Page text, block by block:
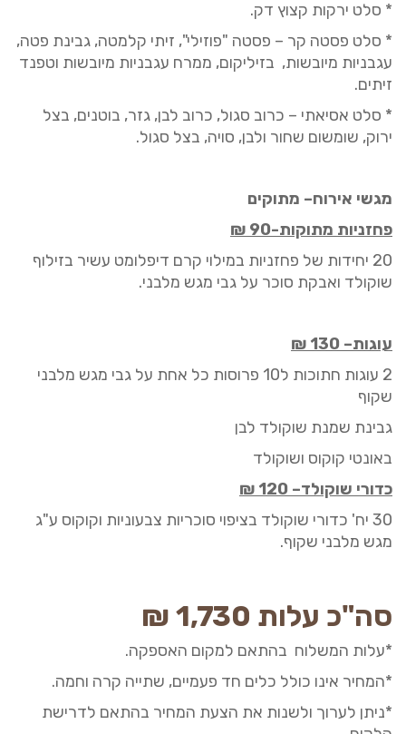
* סלט ירקות קצוץ דק.
* סלט פסטה קר – פסטה "פוזילי", זיתי קלמטה, גבינת פטה,
עגבניות מיובשות, בזיליקום, ממרח עגבניות מיובשות וטפנד
זיתים.
* סלט אסיאתי – כרוב סגול, כרוב לבן, גזר, בוטנים, בצל
ירוק, שומשום שחור ולבן, סויה, בצל סגול.
מגשי אירוח– מתוקים
פחזניות מתוקות-90
₪
20 יחידות של
פחזניות במילוי קרם דיפלומט עשיר בזילוף
שוקולד ואבקת סוכר על גבי מגש מלבני.
עוגות–
130
₪
2 עוגות חתוכות ל10 פרוסות כל אחת על גבי מגש מלבני
שקוף
גבינת שמנת שוקולד לבן
באונטי קוקוס ושוקולד
כדורי שוקולד–
120
₪
30 יח' כדורי שוקולד בציפוי סוכריות צבעוניות וקוקוס ע"ג
מגש מלבני שקוף.
סה"כ עלות 1 ,730
₪
*עלות המשלוח בהתאם למקום האספקה.
*המחיר אינו כולל כלים חד פעמיים, שתייה קרה וחמה.
*ניתן לערוך ולשנות את הצעת המחיר בהתאם לדרישת